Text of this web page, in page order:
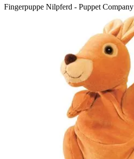
Fingerpuppe Nilpferd - Puppet Company